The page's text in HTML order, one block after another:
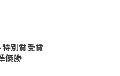
別賞受賞
優勝